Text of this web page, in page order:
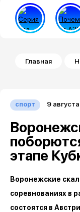
Строка
Главная
спорт 9
этапе
Воронежские
соревнованиях в
состоятся в